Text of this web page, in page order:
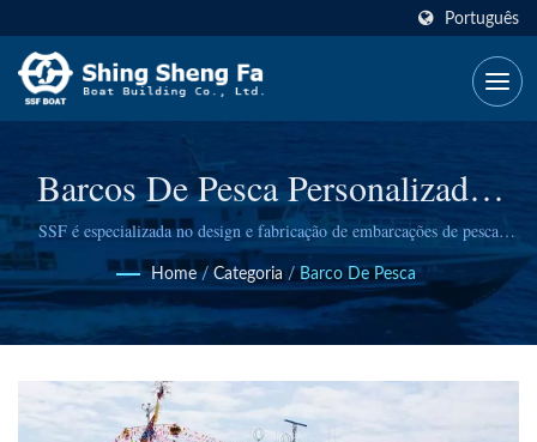
Português
Barcos De Pesca Personalizados
Premium Construídos De Acordo
Com Padrões Internacionais
SSF é especializada no design e fabricação de embarcações de pesca
comercial certificadas, incluindo atuneiros e barcos de pesca
especializados, com mais de 50 anos de experiência comprovada e mais
de 1.000 embarcações entregues em todo o mundo.
Home / Categoria / Barco De Pesca